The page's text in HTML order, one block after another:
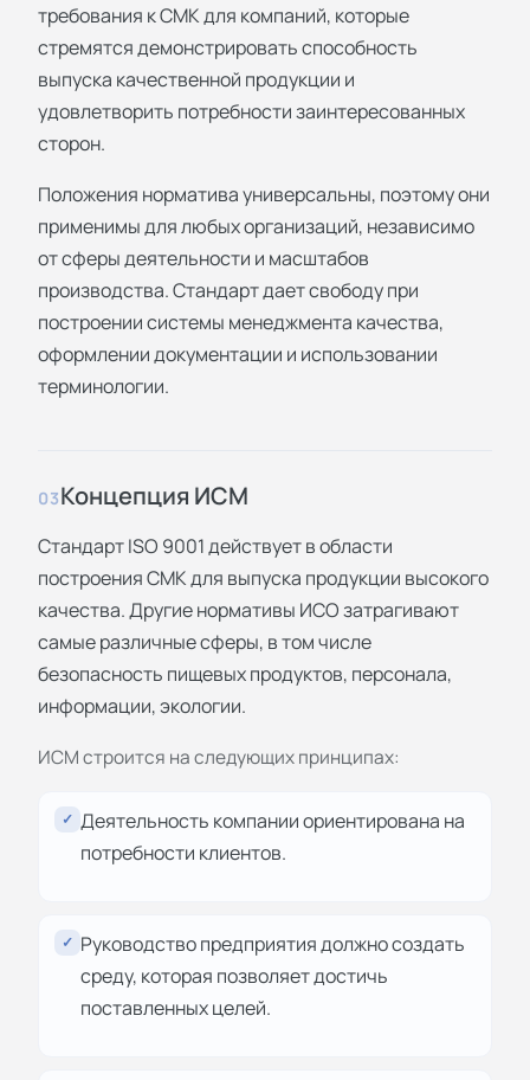
требования к СМК для компаний, которые
стремятся демонстрировать способность
выпуска качественной продукции и
удовлетворить потребности заинтересованных
сторон.
Положения норматива универсальны, поэтому они
применимы для любых организаций, независимо
от сферы деятельности и масштабов
производства. Стандарт дает свободу при
построении системы менеджмента качества,
оформлении документации и использовании
терминологии.
03Концепция ИСМ
Стандарт ISO 9001 действует в области
построения СМК для выпуска продукции высокого
качества. Другие нормативы ИСО затрагивают
самые различные сферы, в том числе
безопасность пищевых продуктов, персонала,
информации, экологии.
ИСМ строится на следующих принципах:
✓ Деятельность компании ориентирована на
потребности клиентов.
✓ Руководство предприятия должно создать
среду, которая позволяет достичь
поставленных целей.